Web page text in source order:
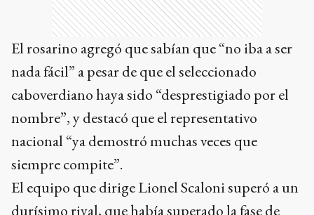
El rosarino agregó que sabían que “no iba a ser
nada fácil” a pesar de que el seleccionado
caboverdiano haya sido “desprestigiado por el
nombre”, y destacó que el representativo
nacional “ya demostró muchas veces que
siempre compite”.
El equipo que dirige Lionel Scaloni superó a un
durísimo rival, que había superado la fase de